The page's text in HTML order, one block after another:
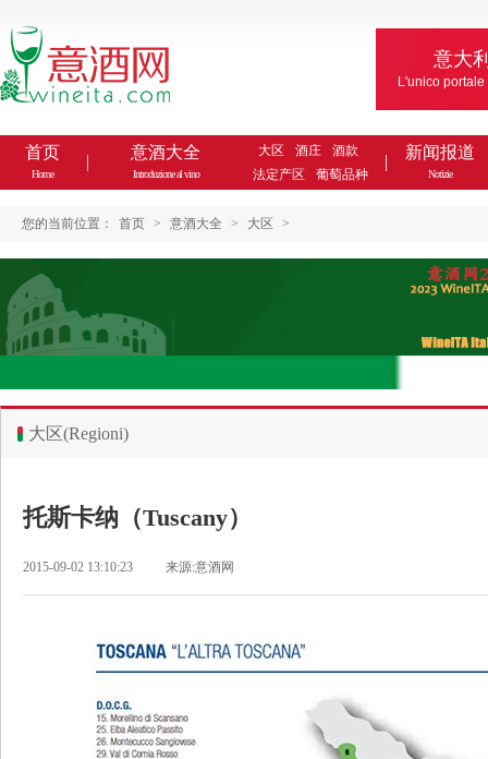
意大
L'unico
首页
Home
意酒大全
Introduzione al vino
大区 酒庄
酒款
法定产区
葡萄品种
新闻报道
Notizie
您的当前位置： 首页 > 意酒大全 > 大区 >
大区(Regioni)
托斯卡纳（Tuscany）
2015-09-02 13:10:23 来源:意酒网